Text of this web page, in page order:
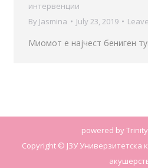
интервенции
By Jasmina July 23, 2019
Mиомот е најчест бениген
powered by
Copyright © ЈЗУ Универзитетска